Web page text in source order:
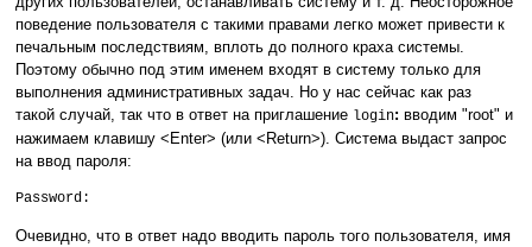
поведение пользователя с такими правами легко может привести к
печальным последствиям, вплоть до полного краха системы.
Поэтому обычно под этим именем входят в систему только для
выполнения административных задач. Но у нас сейчас как раз
такой случай, так что в ответ на приглашение login: вводим "root" и
нажимаем клавишу <Enter> (или <Return>). Система выдаст запрос
на ввод пароля:
Password:
Очевидно, что в ответ надо вводить пароль того пользователя, имя